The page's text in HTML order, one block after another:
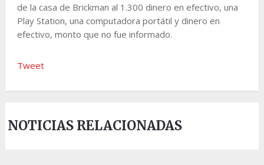
de la casa de Brickman al 1.300 dinero en efectivo, una
Play Station, una computadora portátil y dinero en
efectivo, monto que no fue informado.
Tweet
NOTICIAS RELACIONADAS